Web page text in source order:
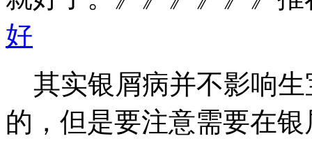
好
其实银屑病并不影响生
的，但是要注意需要在